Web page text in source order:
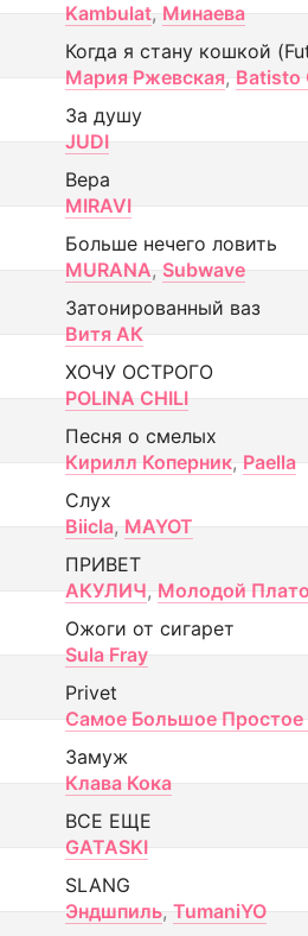
Kambulat, Минаева
Когда я стану кошкой
Мария Ржевская, Batisto
За душу
JUDI
Вера
MIRAVI
Больше нечего ловить
MURANA, Subwave
Затонированный ваз
Витя АК
ХОЧУ ОСТРОГО
POLINA CHILI
Песня о смелых
Кирилл Коперник, Paella
Слух
Biicla, MAYOT
ПРИВЕТ
АКУЛИЧ, Молодой
Ожоги от сигарет
Sula Fray
Privet
Самое Большое Простое
Замуж
Клава Кока
ВСЕ ЕЩЕ
GATASKI
SLANG
Эндшпиль, TumaniYO